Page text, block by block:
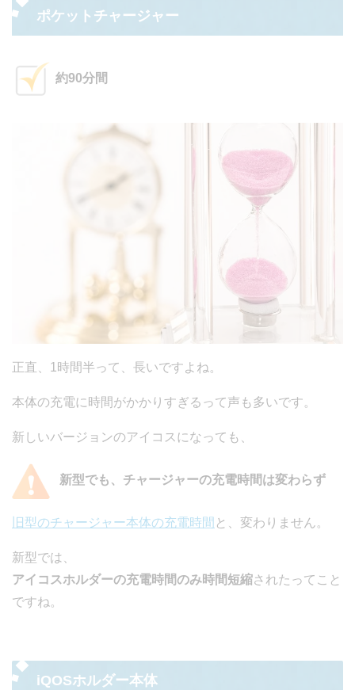
ポケットチャージャー
約90分間
正直、1時間半って、長いですよね。
本体の充電に時間がかかりすぎるって声も多いです。
新しいバージョンのアイコスになっても、
新型でも、チャージャーの充電時間は変わらず
旧型のチャージャー本体の充電時間 と、変わりません。
新型では、
アイコスホルダーの充電時間のみ時間短縮されたってこと
ですね。
iQOSホルダー本体